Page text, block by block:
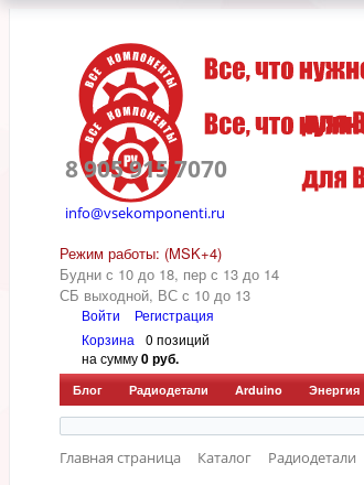
8 905 915 7070
info@vsekomponenti.ru
Режим работы: (MSK+4)
Будни с 10 до 18, пер с 13 до 14
СБ выходной, ВС с 10 до 13
Войти
Регистрация
Корзина
0 позиций
на сумму0 руб.
Блог Радиодетали Arduino Энергия
Главная страница Каталог Радиодетали